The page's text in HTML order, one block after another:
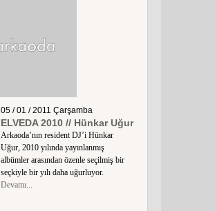
05 / 01 / 2011 Çarşamba
ELVEDA 2010 // Hünkar Uğur
Arkaoda’nın resident DJ’i Hünkar
Uğur, 2010 yılında yayınlanmış
albümler arasından özenle seçilmiş bir
seçkiyle bir yılı daha uğurluyor.
Devamı...